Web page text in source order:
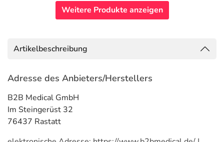
Weitere Produkte anzeigen
Artikelbeschreibung
Adresse des Anbieters/Herstellers
B2B Medical GmbH
Im Steingerüst 32
76437 Rastatt